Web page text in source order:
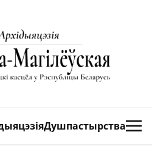
Душпастырства